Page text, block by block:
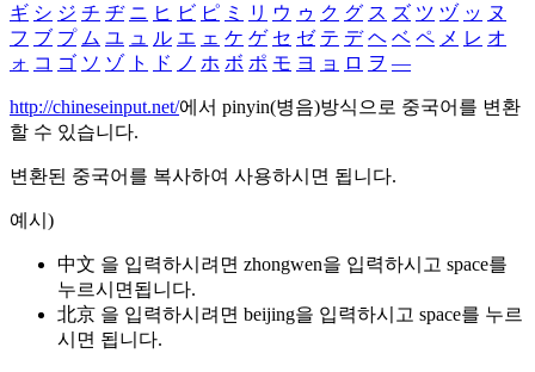
ギ シ ジ チ ヂ ニ ヒ ビ ピ ミ リ ウ ゥ ク グ ス ズ ツ ヅ ッ ヌ
フ ブ プ ム ユ ュ ル エ ェ ケ ゲ セ ゼ テ デ ヘ ベ ペ メ レ オ
ォ コ ゴ ソ ゾ ト ド ノ ホ ボ ポ モ ヨ ョ ロ ヲ ―
http://chineseinput.net/에서 pinyin(병음)방식으로 중국어를 변환
할 수 있습니다.
변환된 중국어를 복사하여 사용하시면 됩니다.
예시)
中文 을 입력하시려면 zhongwen을 입력하시고 space를
누르시면됩니다.
北京 을 입력하시려면 beijing을 입력하시고 space를 누르
시면 됩니다.